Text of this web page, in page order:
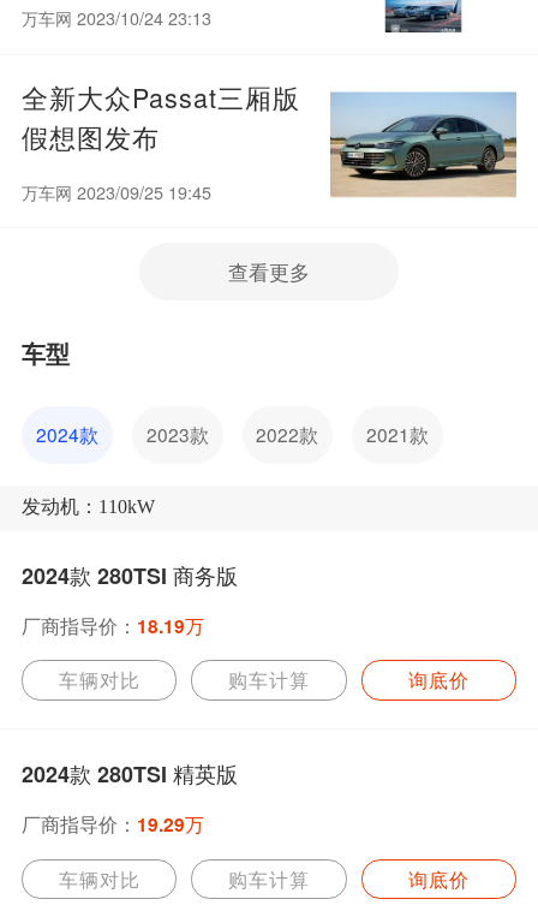
万车网 2023/10/24 23:13
全新大众Passat三厢版
假想图发布
万车网 2023/09/25 19:45
查看更多
车型
2024款 2023款 2022款 2021款
发动机：110kW
2024款 280TSI 商务版
厂商指导价： 18.19万
车辆对比 购车计算 询底价
2024款 280TSI 精英版
厂商指导价： 19.29万
车辆对比 购车计算 询底价